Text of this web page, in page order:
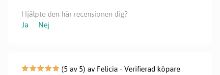
Hjälpte den här recensionen dig?
Ja
Nej
(5 av 5) av Felicia - Verifierad köpare